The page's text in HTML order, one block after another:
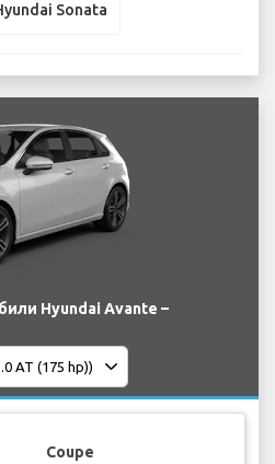
Sonata
Hyundai Avante –
Coupe